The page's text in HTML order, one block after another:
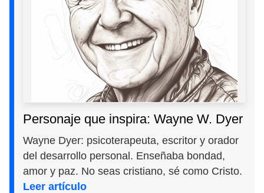
Personaje que inspira: Wayne W. Dyer
Wayne Dyer: psicoterapeuta, escritor y orador
del desarrollo personal. Enseñaba bondad,
amor y paz. No seas cristiano, sé como Cristo.
Leer artículo